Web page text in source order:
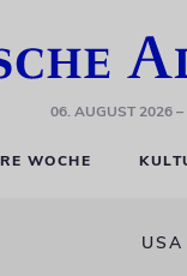
06. AUGUST 2026
WOCHE
USA